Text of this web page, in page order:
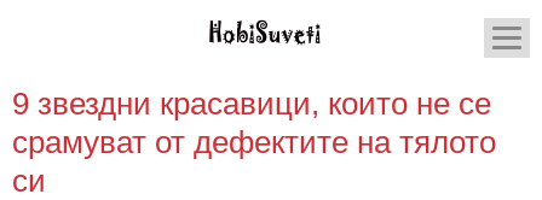
9 звездни красавици, които не се
срамуват от дефектите на тялото
си